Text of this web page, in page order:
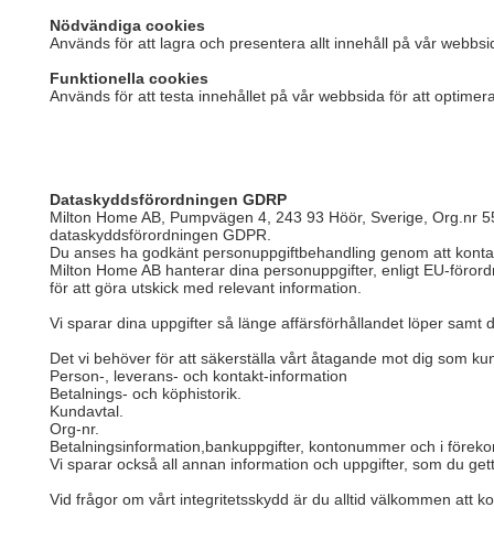
Dataskyddsförordningen GDRP
Milton Home AB, Pumpvägen 4, 243 93 Höör, Sverige,
dataskyddsförordningen GDPR.
Du anses ha godkänt personuppgiftbehandling genom att
Milton Home AB hanterar dina personuppgifter, enligt EU-
för att göra utskick med relevant information.
Vi sparar dina uppgifter så länge affärsförhållandet löper samt
Det vi behöver för att säkerställa vårt åtagande mot dig som
Person-, leverans- och kontakt-information
Betalnings- och köphistorik.
Kundavtal.
Org-nr.
Betalningsinformation,bankuppgifter, kontonummer och i
Vi sparar också all annan information och uppgifter, som du
Vid frågor om vårt integritetsskydd är du alltid välkommen att
Nödvändiga cookies
Används för att lagra och presentera allt innehåll på vår
Funktionella cookies
Används för att testa innehållet på vår webbsida för att